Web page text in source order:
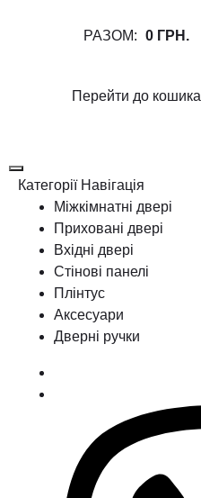
РАЗОМ: 0 ГРН.
Перейти до кошика
Категорії Навігація
Міжкімнатні двері
Приховані двері
Вхідні двері
Стінові панелі
Плінтус
Аксесуари
Дверні ручки